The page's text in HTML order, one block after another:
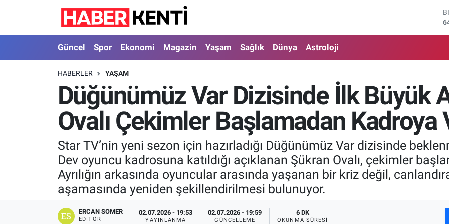
Güncel Spor Ekonomi Magazin Yaşam Sağlık Dünya Astroloji
HABERLER YAŞAM
Düğünümüz Var Dizisinde İlk Büyük
Ovalı Çekimler Başlamadan Kadroya
Star TV’nin yeni sezon için hazırladığı Düğünümüz Var dizisinde
Dev oyuncu kadrosuna katıldığı açıklanan Şükran Ovalı, çekimler
Ayrılığın arkasında oyuncular arasında yaşanan bir kriz değil,
aşamasında yeniden şekillendirilmesi bulunuyor.
ERCAN SOMER
EDITÖR
02.07.2026 - 19:53
YAYINLANMA
02.07.2026 - 19:59
GÜNCELLEME
6 DK
OKUNMA SÜRESI
Güncel
Spor
Ekonomi
Magazin
Astroloji
Nöbetçi Eczaneler
Hava Durumu
İstanbul Namaz Vakitleri
Trafik Durumu
Süper Lig Puan Durumu ve Fikstür
Tüm Manşetler
Son Dakika Haberleri
Haber Arşivi